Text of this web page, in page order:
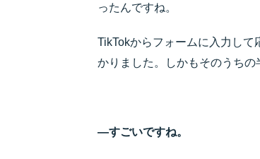
ったんですね。
TikTokからフォームに入力し
かりました。しかもそのうちの
―すごいですね。